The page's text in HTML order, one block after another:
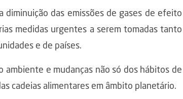
das emissões de gases de efeito
medidas urgentes a serem tomadas tanto
e de países.
ambiente e mudanças não só dos hábitos de
cadeias alimentares em âmbito planetário.